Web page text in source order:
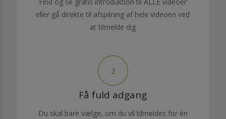
eller gå direkte til afspilning af hele videoen ved
at tilmelde dig
2
Få fuld adgang
Du skal bare vælge, om du vil tilmeldes for én